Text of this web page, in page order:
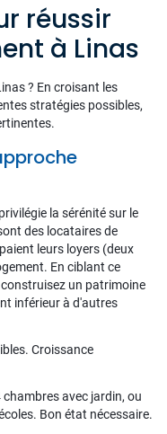
réussir
à Linas
? En croisant les
stratégies possibles,
la sérénité sur le
des locataires de
leurs loyers (deux
En ciblant ce
un patrimoine
inférieur à d'autres
Croissance
chambres avec jardin, ou
Bon état nécessaire.